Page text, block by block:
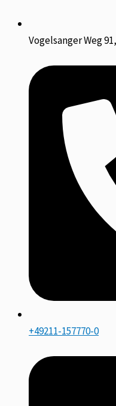
Vogelsanger Weg
+49211-157770-0